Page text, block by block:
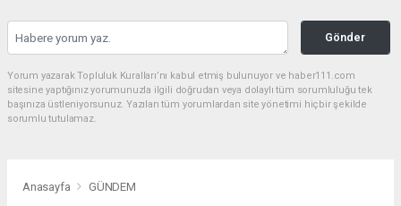
Gönder
Yorum yazarak Topluluk Kuralları’nı kabul etmiş bulunuyor ve haber111.com
sitesine yaptığınız yorumunuzla ilgili doğrudan veya dolaylı tüm sorumluluğu tek
başınıza üstleniyorsunuz. Yazılan tüm yorumlardan site yönetimi hiçbir şekilde
sorumlu tutulamaz.
Anasayfa GÜNDEM